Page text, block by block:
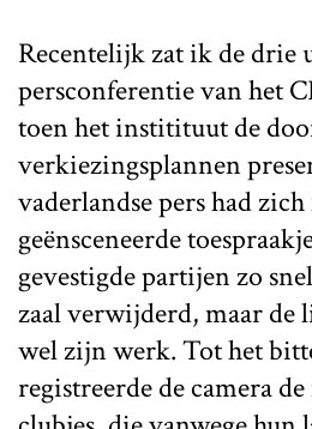
Recentelijk zat ik de drie
persconferentie van het
toen het institituut de
verkiezingsplannen
vaderlandse pers had zich
geënsceneerde
gevestigde partijen zo
zaal verwijderd, maar de
wel zijn werk. Tot het
registreerde de camera